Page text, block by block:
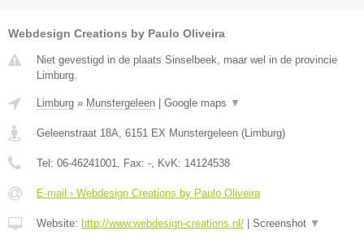
Webdesign Creations by Paulo Oliveira
Niet gevestigd in de plaats Sinselbeek, maar wel in de provincie
Limburg.
Limburg » Munstergeleen Google maps ▼
Geleenstraat 18A 6151 EX Munstergeleen ( Limburg)
Tel: 06-46241001 , Fax: - , KvK: 14124538
E-mail › Webdesign Creations by Paulo Oliveira
Website: http://www.webdesign-creations.nl/ Screenshot ▼